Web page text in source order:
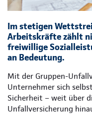
Im stetigen
Arbeitskräfte zählt
freiwillige
an Bedeutung.
Mit der Gruppen-
Unternehmer sich
Sicherheit – weit über
Unfallversicherung